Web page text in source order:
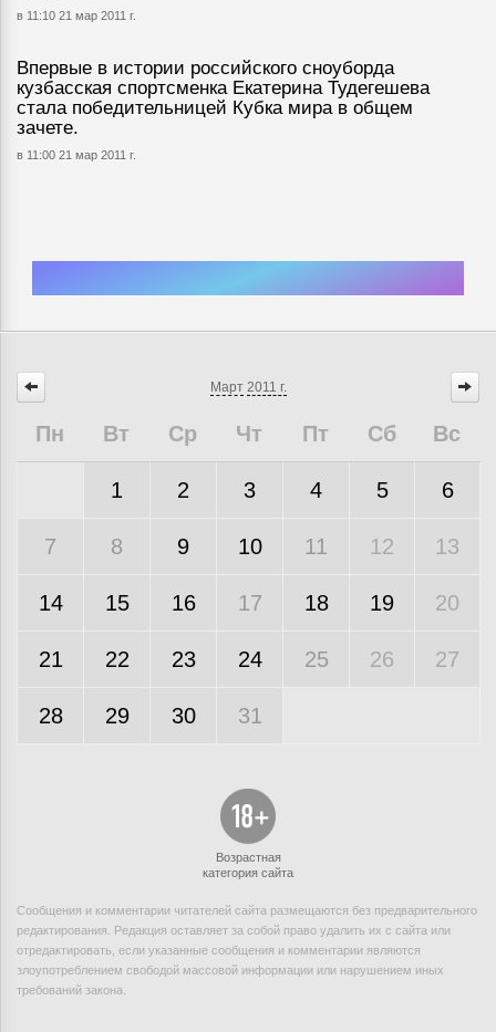
в 11:10 21 мар 2011 г.
Впервые в истории российского сноуборда
кузбасская спортсменка Екатерина Тудегешева
стала победительницей Кубка мира в общем
зачете.
в 11:00 21 мар 2011 г.
Март 2011 г.
Пн Вт Ср Чт Пт Сб Вс
1 2 3 4 5 6
7 8 9 10 11 12 13
14 15 16 17 18 19 20
21 22 23 24 25 26 27
28 29 30 31
Возрастная
категория сайта
Сообщения и комментарии читателей сайта размещаются без предварительного
редактирования. Редакция оставляет за собой право удалить их с сайта или
отредактировать, если указанные сообщения и комментарии являются
злоупотреблением свободой массовой информации или нарушением иных
требований закона.